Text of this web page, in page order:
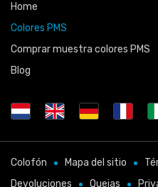
Home
Colores PMS
Comprar muestra colores PMS
Blog
Colofón Mapa del sitio
Devoluciones
Quejas